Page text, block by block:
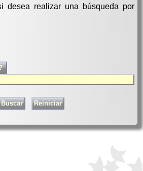
desea realizar una búsqueda por